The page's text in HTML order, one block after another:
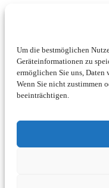
Um die bestmöglichen
Geräteinformationen zu
ermöglichen Sie uns, Daten
Wenn Sie nicht zustimmen
beeinträchtigen.